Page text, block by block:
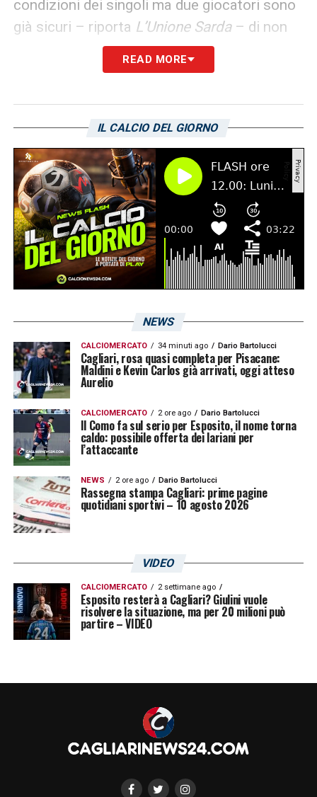
condizioni dei singoli ma due giocatori sono
già sicuri – riporta L’Unione Sarda– di non
essere arruolabili per la trasferta di
Cittadella: si tratta diAlessandro Deiola
dovrebbe essere da ex contro la Spal (venedì
27). Sono da valutare le condizioni di
Adam
Obert, affaticamento al soleo, edEdoardo
Goldaniga, fastidio agli adduttori; inoltre il
centrocampistaNicolas Viola
dovrà
sottoporsi ad accertamenti per il problema
accusato agli adduttori.
READ MORE
IL CALCIO DEL GIORNO
NEWS
CALCIOMERCATO 34 minuti ago Dario Bartolucci
Cagliari, rosa quasi completa per Pisacane:
Maldini e Kevin Carlos già arrivati, oggi atteso
Aurelio
CALCIOMERCATO 2 ore ago Dario Bartolucci
Il Como fa sul serio per Esposito, il nome torna
caldo: possibile offerta dei lariani per
l’attaccante
NEWS 2 ore ago Dario Bartolucci
Rassegna stampa Cagliari: prime pagine
quotidiani sportivi – 10 agosto 2026
VIDEO
CALCIOMERCATO 2 settimane ago
Esposito resterà a Cagliari? Giulini vuole
risolvere la situazione, ma per 20 milioni può
partire – VIDEO